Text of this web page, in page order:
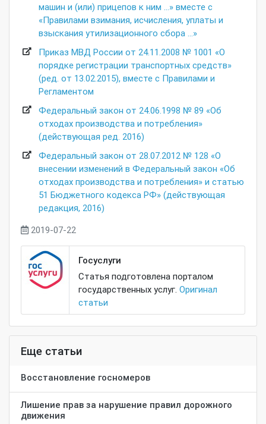
машин и (или) прицепов к ним …» вместе с
«Правилами взимания, исчисления, уплаты и
взыскания утилизационного сбора …»
Приказ МВД России от 24.11.2008 № 1001 «О
порядке регистрации транспортных средств»
(ред. от 13.02.2015), вместе с Правилами и
Регламентом
Федеральный закон от 24.06.1998 № 89 «Об
отходах производства и потребления»
(действующая ред. 2016)
Федеральный закон от 28.07.2012 № 128 «О
внесении изменений в Федеральный закон «Об
отходах производства и потребления» и статью
51 Бюджетного кодекса РФ» (действующая
редакция, 2016)
2019-07-22
Госуслуги
Статья подготовлена порталом
государственных услуг. Оригинал
статьи
Еще статьи
Восстановление госномеров
Лишение прав за нарушение правил дорожного
движения